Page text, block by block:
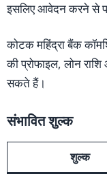
इसलिए आवेदन करने से
कोटक महिंद्रा बैंक
की प्रोफाइल, लोन
सकते हैं।
संभावित शुल्क
शुल्क